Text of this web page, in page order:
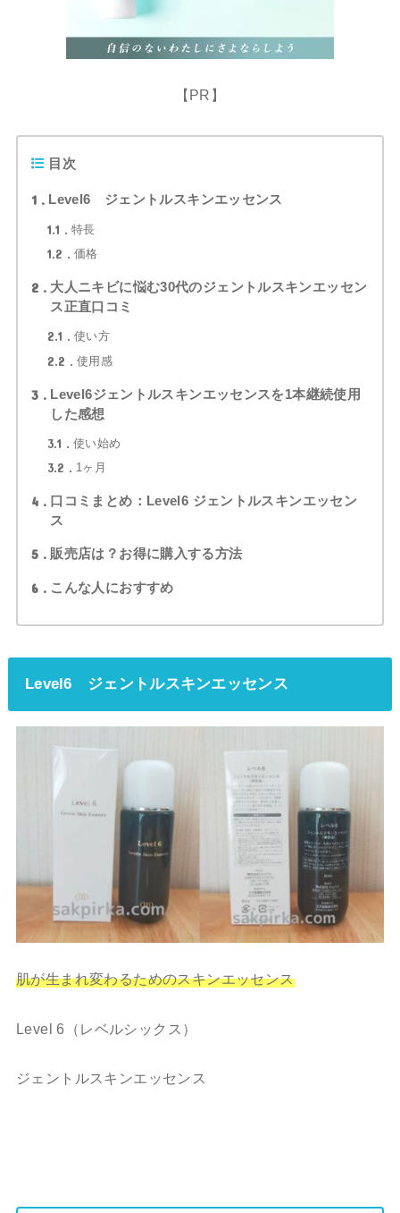
【PR】
目次
1 Level6 ジェントルスキンエッセンス
1.1 特長
1.2 価格
2
大人ニキビに悩む30代のジェントルスキンエッセン
ス正直口コミ
2.1 使い方
2.2 使用感
3
Level6ジェントルスキンエッセンスを1本継続使用
した感想
3.1 使い始め
3.2 1ヶ月
4
口コミまとめ：Level6 ジェントルスキンエッセン
ス
5 販売店は？お得に購入する方法
6 こんな人におすすめ
Level6 ジェントルスキンエッセンス
肌が生まれ変わるためのスキンエッセンス
Level 6（レベルシックス）
ジェントルスキンエッセンス